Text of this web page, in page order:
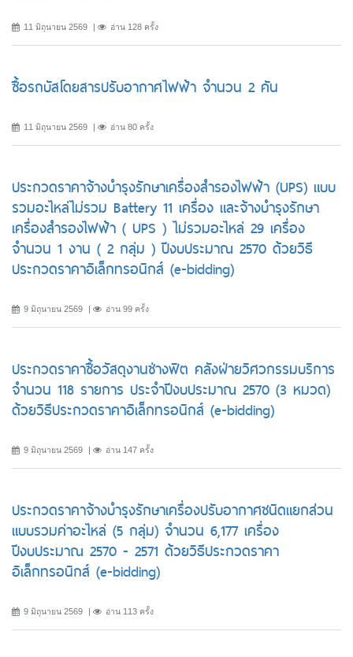
11 มิถุนายน 2569 อ่าน 128 ครั้ง
ซื้อรถบัสโดยสารปรับอากาศไฟฟ้า จำนวน 2 คัน
11 มิถุนายน 2569 อ่าน 80 ครั้ง
ประกวดราคาจ้างบำรุงรักษาเครื่องสำรองไฟฟ้า (UPS) แบบ
รวมอะไหล่ไม่รวม Battery 11 เครื่อง และจ้างบำรุงรักษา
เครื่องสำรองไฟฟ้า ( UPS ) ไม่รวมอะไหล่ 29 เครื่อง
จำนวน 1 งาน ( 2 กลุ่ม ) ปีงบประมาณ 2570 ด้วยวิธี
ประกวดราคาอิเล็กทรอนิกส์ (e-bidding)
9 มิถุนายน 2569 อ่าน 99 ครั้ง
ประกวดราคาซื้อวัสดุงานช่างฟิต คลังฝ่ายวิศวกรรมบริการ
จำนวน 118 รายการ ประจำปีงบประมาณ 2570 (3 หมวด)
ด้วยวิธีประกวดราคาอิเล็กทรอนิกส์ (e-bidding)
9 มิถุนายน 2569 อ่าน 147 ครั้ง
ประกวดราคาจ้างบำรุงรักษาเครื่องปรับอากาศชนิดแยกส่วน
แบบรวมค่าอะไหล่ (5 กลุ่ม) จำนวน 6,177 เครื่อง
ปีงบประมาณ 2570 - 2571 ด้วยวิธีประกวดราคา
อิเล็กทรอนิกส์ (e-bidding)
9 มิถุนายน 2569 อ่าน 113 ครั้ง